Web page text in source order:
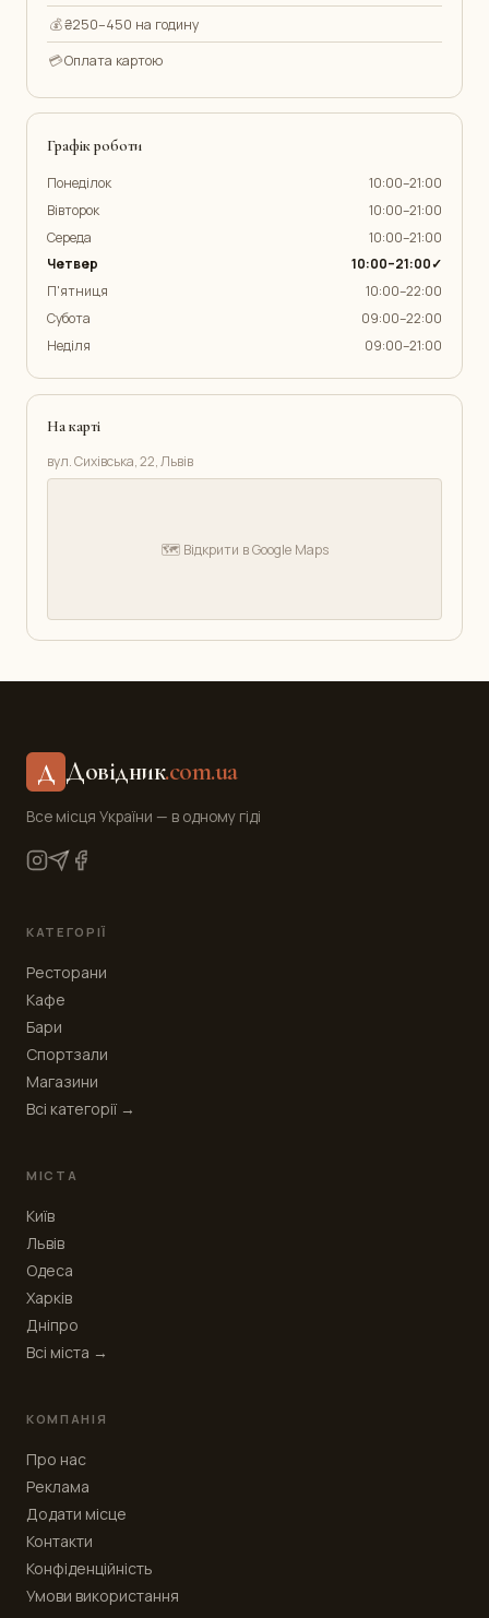
💰₴250–450 на годину
💳Оплата картою
Графік роботи
Понеділок
10:00–21:00
Вівторок
10:00–21:00
Середа
10:00–21:00
Четвер
10:00–21:00✓
П'ятниця
10:00–22:00
Субота
09:00–22:00
Неділя
09:00–21:00
На карті
вул. Сихівська, 22, Львів
🗺️ Відкрити в Google Maps
Д Довідник.com.ua
Все місця України — в одному гіді
КАТЕГОРІЇ
Ресторани
Кафе
Бари
Спортзали
Магазини
Всі категорії →
МІСТА
Київ
Львів
Одеса
Харків
Дніпро
Всі міста →
КОМПАНІЯ
Про нас
Реклама
Додати місце
Контакти
Конфіденційність
Умови використання